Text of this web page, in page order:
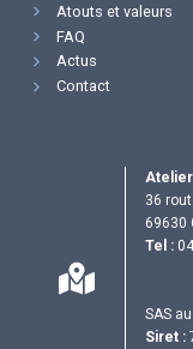
Atouts et valeurs
FAQ
Actus
Contact
Atelier
36
69630
Tel :
SAS
Siret :